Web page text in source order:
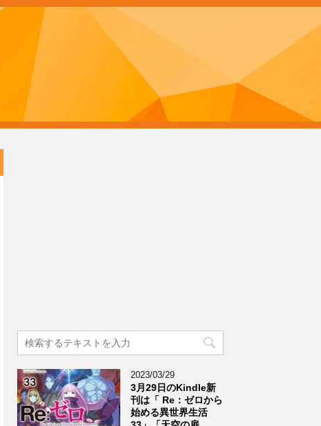
2023/03/29
3月29日のKindle新
刊は「 Re：ゼロから
始める異世界生活